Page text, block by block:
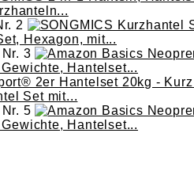
2
Hexagon, mit...
3
Hantelset...
Set mit...
5
Hantelset...